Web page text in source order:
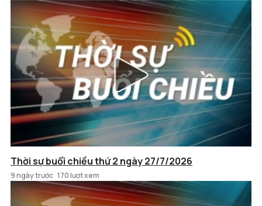
Thời sự buổi chiều thứ 2 ngày 27/7/2026
9 ngày trước 170 lượt xem